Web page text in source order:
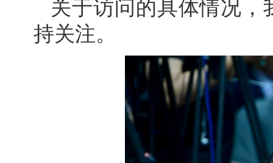
关于访问的具体情况
持关注。